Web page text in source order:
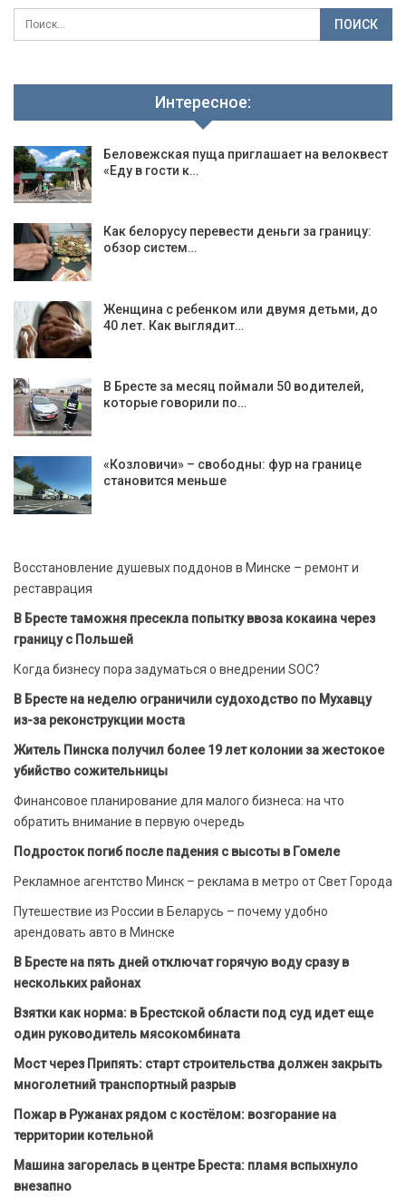
Интересное:
Беловежская пуща приглашает на велоквест
«Еду в гости к…
Как белорусу перевести деньги за границу:
обзор систем…
Женщина с ребенком или двумя детьми, до
40 лет. Как выглядит…
В Бресте за месяц поймали 50 водителей,
которые говорили по…
«Козловичи» – свободны: фур на границе
становится меньше
Восстановление душевых поддонов в Минске – ремонт и
реставрация
В Бресте таможня пресекла попытку ввоза кокаина через
границу с Польшей
Когда бизнесу пора задуматься о внедрении SOC?
В Бресте на неделю ограничили судоходство по Мухавцу
из-за реконструкции моста
Житель Пинска получил более 19 лет колонии за жестокое
убийство сожительницы
Финансовое планирование для малого бизнеса: на что
обратить внимание в первую очередь
Подросток погиб после падения с высоты в Гомеле
Рекламное агентство Минск – реклама в метро от Свет Города
Путешествие из России в Беларусь – почему удобно
арендовать авто в Минске
В Бресте на пять дней отключат горячую воду сразу в
нескольких районах
Взятки как норма: в Брестской области под суд идет еще
один руководитель мясокомбината
Мост через Припять: старт строительства должен закрыть
многолетний транспортный разрыв
Пожар в Ружанах рядом с костёлом: возгорание на
территории котельной
Машина загорелась в центре Бреста: пламя вспыхнуло
внезапно